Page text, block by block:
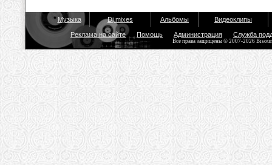
Музыка Dj mixes Альбомы Видеоклипы
Реклама на сайте Помощь Администрация Служба
Все права защищены © 2007-2026